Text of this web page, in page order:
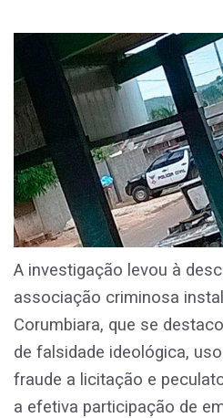
A investigação levou à
associação criminosa
Corumbiara, que se
de falsidade ideológica,
fraude a licitação e
a efetiva participação de